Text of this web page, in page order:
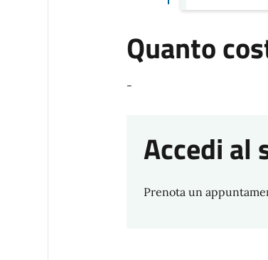
Quanto
-
Accedi al
Prenota un